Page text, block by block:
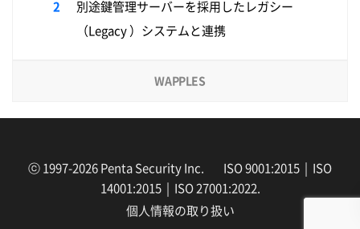
別途鍵管理サーバーを採用したレガシー
（Legacy ）システムと連携
WAPPLES
ⓒ 1997-2026 Penta Security Inc. ISO 9001:2015 | ISO
14001:2015 | ISO 27001:2022.
個人情報の取り扱い